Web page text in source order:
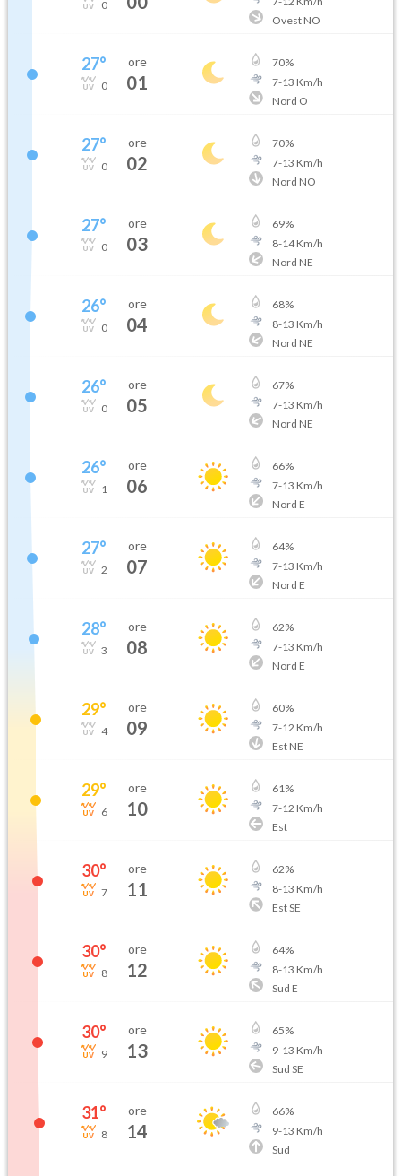
0
Ovest NO
27°
0
ore
01
70%
7-13 Km/h
Nord O
27°
0
ore
02
70%
7-13 Km/h
Nord NO
27°
0
ore
03
69%
8-14Km/h
Nord NE
26°
0
ore
04
68%
8-13 Km/h
Nord NE
26°
0
ore
05
67%
7-13 Km/h
Nord NE
26°
1
ore
06
66%
7-13 Km/h
Nord E
27°
2
ore
07
64%
7-13 Km/h
Nord E
28°
3
ore
08
62%
7-13 Km/h
Nord E
29°
4
ore
09
60%
7-12 Km/h
Est NE
29°
6
ore
10
61%
7-12 Km/h
Est
30°
7
ore
11
62%
8-13 Km/h
Est SE
30°
8
ore
12
64%
8-13 Km/h
Sud E
30°
9
ore
13
65%
9-13 Km/h
Sud SE
31°
8
ore
14
66%
9-13 Km/h
Sud